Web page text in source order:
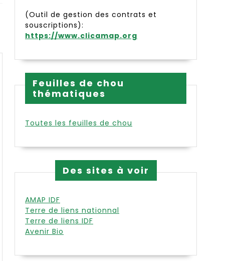
(Outil de gestion des contrats et
souscriptions):
https://www.clicamap.org
Feuilles de chou
thématiques
Toutes les feuilles de chou
Des sites à voir
AMAP IDF
Terre de liens nationnal
Terre de liens IDF
Avenir Bio